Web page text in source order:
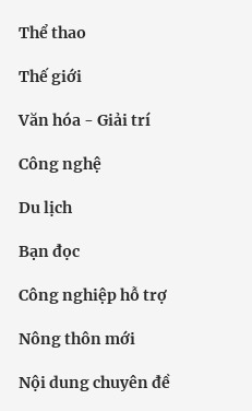
Thể thao
Thế giới
Văn hóa - Giải trí
Công nghệ
Du lịch
Bạn đọc
Công nghiệp hỗ trợ
Nông thôn mới
Nội dung chuyên đề